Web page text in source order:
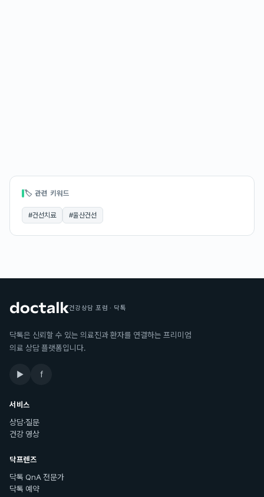
🏷 관련 키워드
#건선치료 #울산건선
건강상담 포럼 · 닥톡
닥톡은 신뢰할 수 있는 의료진과 환자를 연결하는 프리미엄
의료 상담 플랫폼입니다.
▶ f
서비스
상담·질문
건강 영상
닥프렌즈
닥톡 QnA 전문가
닥톡 예약